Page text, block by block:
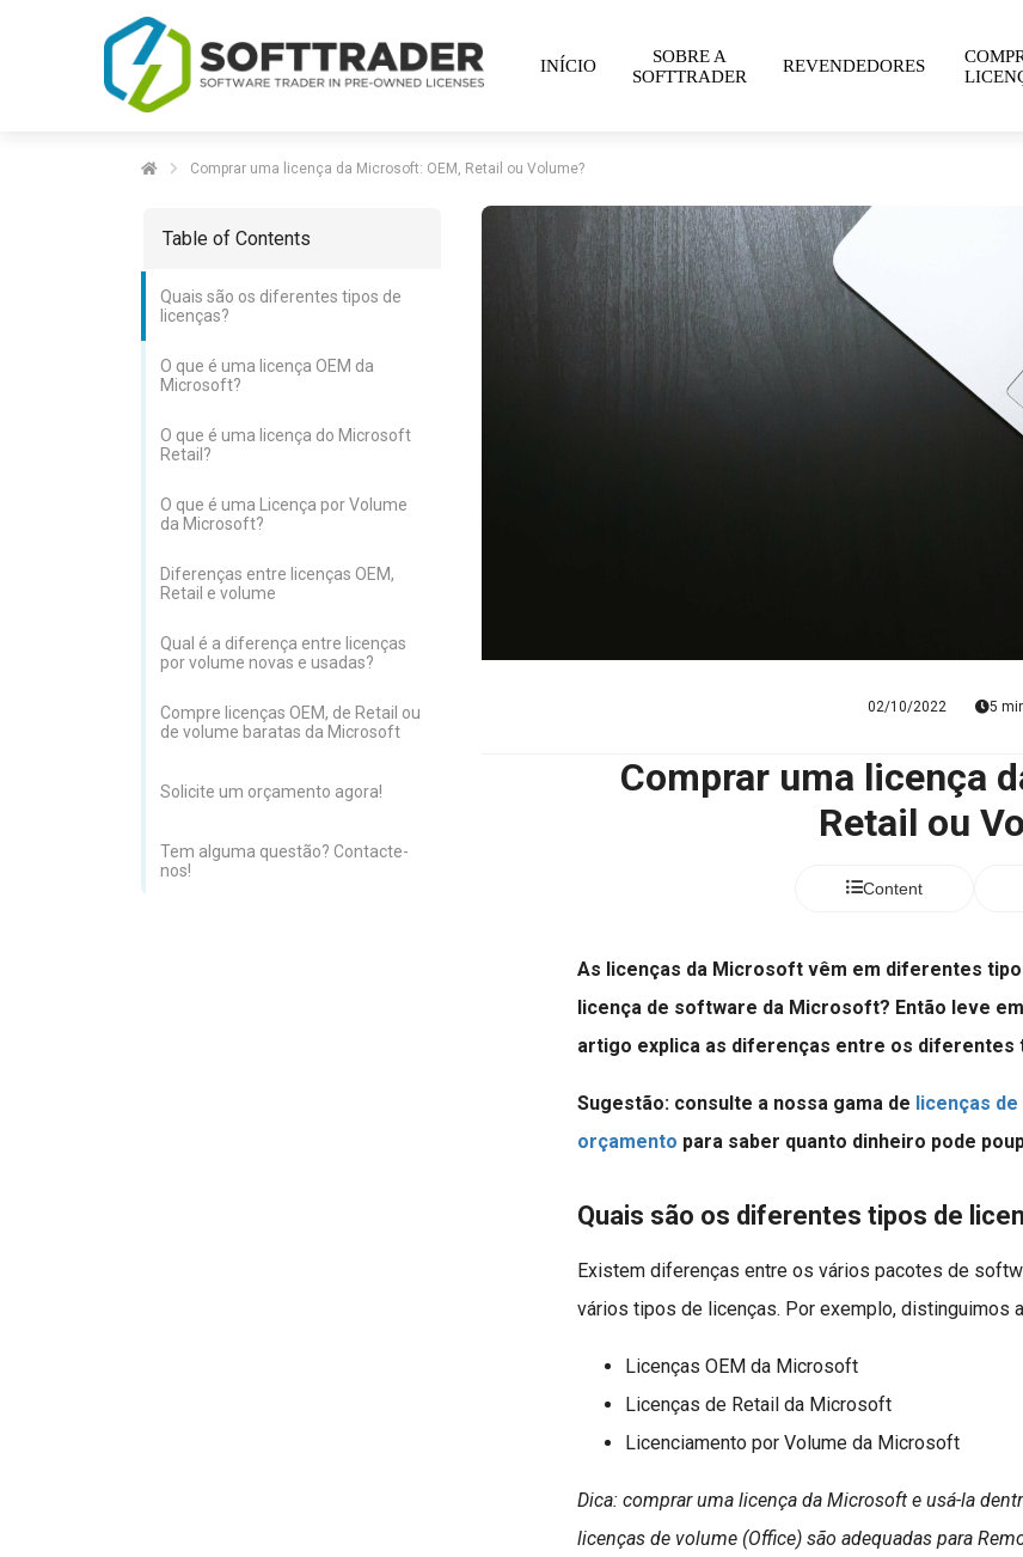
INÍCIO
SOBRE A
SOFTTRADER
REVENDEDORES
Comprar uma licença da Microsoft: OEM, Retail ou Volume?
Table of Contents
Quais são os diferentes tipos de
licenças?
O que é uma licença OEM da
Microsoft?
O que é uma licença do Microsoft
Retail?
O que é uma Licença por Volume
da Microsoft?
Diferenças entre licenças OEM,
Retail e volume
Qual é a diferença entre licenças
por volume novas e usadas?
Compre licenças OEM, de Retail ou
de volume baratas da Microsoft
Solicite um orçamento agora!
Tem alguma questão? Contacte-
nos!
02/10/2022 5
Comprar uma licença
Retail ou
Content
As licenças da Microsoft vêm em diferentes
licença de software da Microsoft? Então leve
artigo explica as diferenças entre os diferentes
Sugestão: consulte a nossa gama de licenças
orçamento para saber quanto dinheiro pode
Quais são os diferentes tipos de
Existem diferenças entre os vários pacotes de
vários tipos de licenças. Por exemplo, distinguimos
Licenças OEM da Microsoft
Licenças de Retail da Microsoft
Licenciamento por Volume da Microsoft
Dica: comprar uma licença da Microsoft e usá-la
licenças de volume (Office) são adequadas para